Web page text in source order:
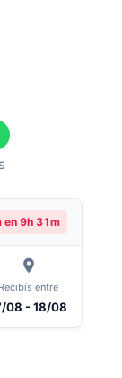
en 9h 31m
Recibís entre
08 - 18/08